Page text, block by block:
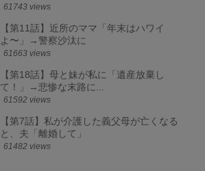
61743 views
【第11話】近所のママ「年末はハワイ
よ〜」→警察沙汰に
61663 views
【第18話】母と妹が私に「遺産放棄し
て！」→悲惨な末路に...
61592 views
【第7話】私が介護した義父母が亡くなる
と、夫「離婚して」
61482 views